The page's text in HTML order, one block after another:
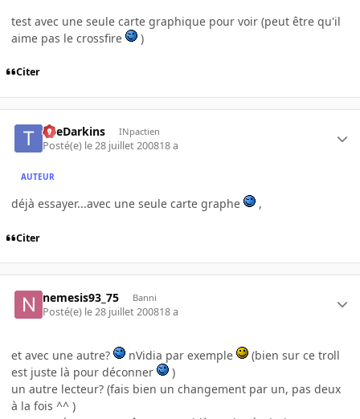
test avec une seule carte graphique pour voir (peut être qu'il
aime pas le crossfire
)
Citer
TheDarkins INpactien
Posté(e) le 28 juillet 200818 a
AUTEUR
déjà essayer...avec une seule carte graphe ,
Citer
nemesis93_75 Banni
Posté(e) le 28 juillet 200818 a
et avec une autre? nVidia par exemple
(bien sur ce troll
est juste là pour déconner
)
un autre lecteur? (fais bien un changement par un, pas deux
à la fois ^^ )